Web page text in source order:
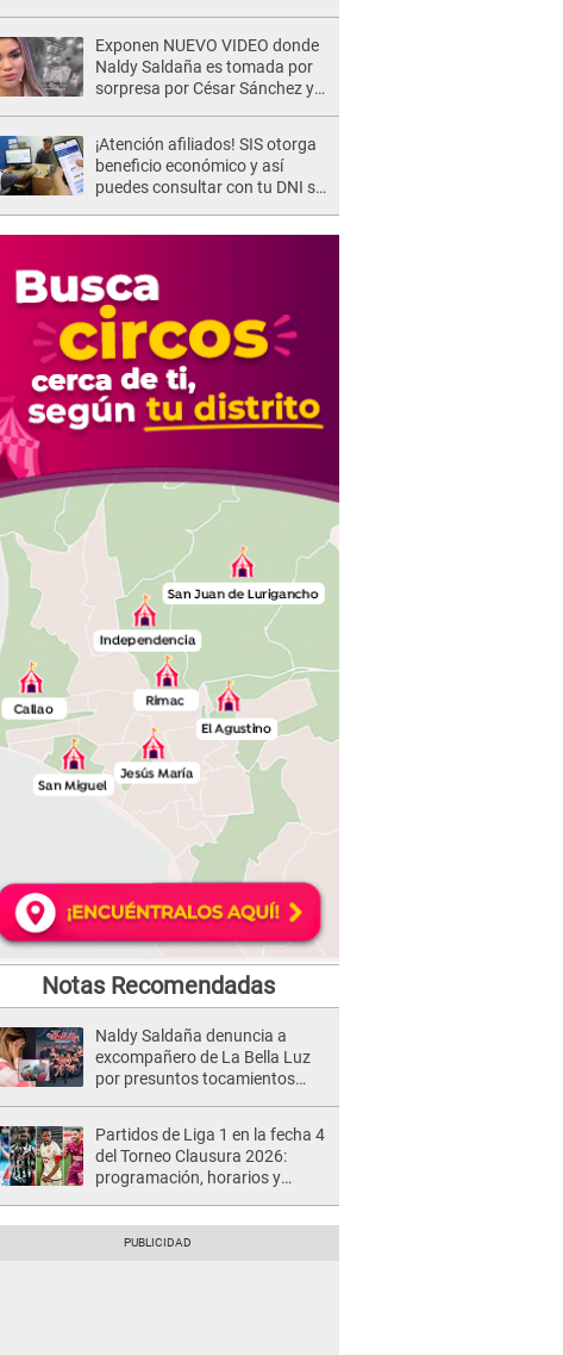
Exponen NUEVO VIDEO donde
Naldy Saldaña es tomada por
sorpresa por César Sánchez y
¡Atención afiliados! SIS otorga
beneficio económico y así
puedes consultar con tu DNI si
Notas Recomendadas
Naldy Saldaña denuncia a
excompañero de La Bella Luz
por presuntos tocamientos
Partidos de Liga 1 en la fecha 4
del Torneo Clausura 2026:
programación, horarios y